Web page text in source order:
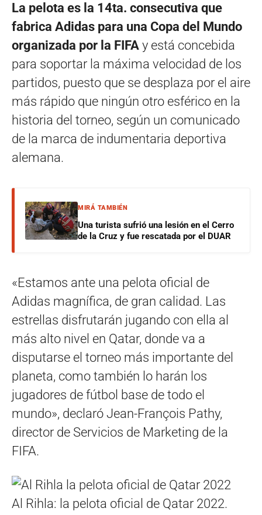
La pelota es la 14ta. consecutiva que
fabrica Adidas para una Copa del Mundo
organizada por la FIFA y está concebida
para soportar la máxima velocidad de los
partidos, puesto que se desplaza por el aire
más rápido que ningún otro esférico en la
historia del torneo, según un comunicado
de la marca de indumentaria deportiva
alemana.
MIRÁ TAMBIÉN
Una turista sufrió una lesión en el Cerro
de la Cruz y fue rescatada por el DUAR
«Estamos ante una pelota oficial de
Adidas magnífica, de gran calidad. Las
estrellas disfrutarán jugando con ella al
más alto nivel en Qatar, donde va a
disputarse el torneo más importante del
planeta, como también lo harán los
jugadores de fútbol base de todo el
mundo», declaró Jean-François Pathy,
director de Servicios de Marketing de la
FIFA.
Al Rihla: la pelota oficial de Qatar 2022.